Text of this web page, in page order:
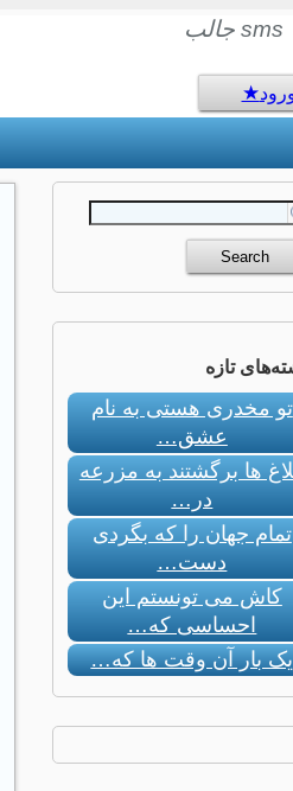
sms جالب
تازه
تو مخدری هستی به نام
عشق…
ها برگشتند به مزرعه
در…
تمام جهان را که بگردی
دست…
کاش می تونستم این
احساسی که…
یک بار آن وقت ها که…